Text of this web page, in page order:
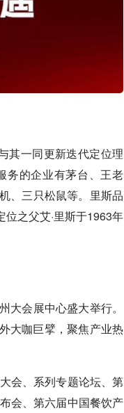
其一同更新迭代定位理
务的企业有茅台、王老
、三只松鼠等。里斯品
之父艾·里斯于1963年
会展中心盛大举行。
大咖巨擘，聚焦产业热
会、系列专题论坛、第
会、第六届中国餐饮产